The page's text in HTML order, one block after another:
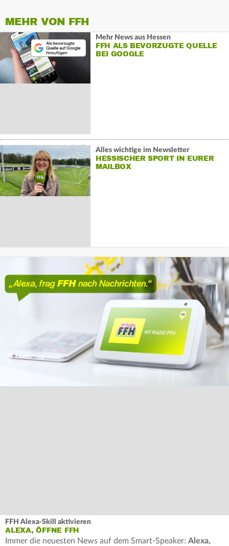
MEHR VON FFH
Mehr News aus Hessen
FFH ALS BEVORZUGTE QUELLE
BEI GOOGLE
Alles wichtige im Newsletter
HESSISCHER SPORT IN EURER
MAILBOX
FFH Alexa-Skill aktivieren
ALEXA, ÖFFNE FFH
Immer die neuesten News auf dem Smart-Speaker: Alexa,